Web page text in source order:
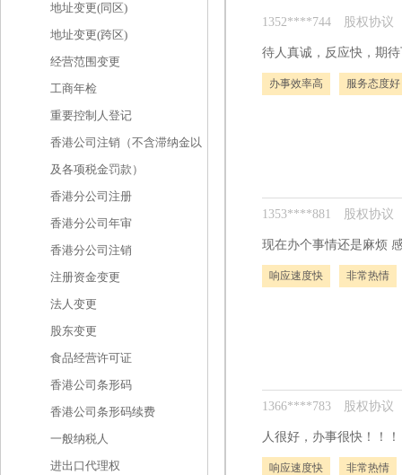
地址变更(同区)
地址变更(跨区)
经营范围变更
工商年检
重要控制人登记
香港公司注销（不含滞纳金以
及各项税金罚款）
香港分公司注册
香港分公司年审
香港分公司注销
注册资金变更
法人变更
股东变更
食品经营许可证
香港公司条形码
香港公司条形码续费
一般纳税人
进出口代理权
1352****744 股权协议
待人真诚，反应快，期
办事效率高 服务态度好
1353****881 股权协议
现在办个事情还是麻烦
响应速度快 非常热情
1366****783 股权协议
人很好，办事很快！！！
响应速度快 非常热情